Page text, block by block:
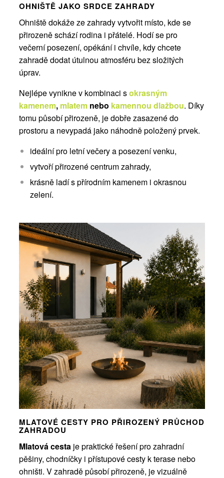
OHNIŠTĚ JAKO SRDCE ZAHRADY
Ohniště dokáže ze zahrady vytvořit místo, kde se
přirozeně schází rodina i přátelé. Hodí se pro
večerní posezení, opékání i chvíle, kdy chcete
zahradě dodat útulnou atmosféru bez složitých
úprav.
Nejlépe vynikne v kombinaci sokrasným
kamenem, mlatem nebo kamennou dlažbou. Díky
tomu působí přirozeně, je dobře zasazené do
prostoru a nevypadá jako náhodně položený prvek.
ideální pro letní večery a posezení venku,
vytvoří přirozené centrum zahrady,
krásně ladí s přírodním kamenem i okrasnou
zelení.
MLATOVÉ CESTY PRO PŘIROZENÝ PRŮCHOD
ZAHRADOU
Mlatová cesta je praktické řešení pro zahradní
pěšiny, chodníčky i přístupové cesty k terase nebo
ohništi. V zahradě působí přirozeně, je vizuálně